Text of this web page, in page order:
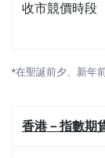
收市競價時段
*在聖誕前夕、新年
香港－指數期